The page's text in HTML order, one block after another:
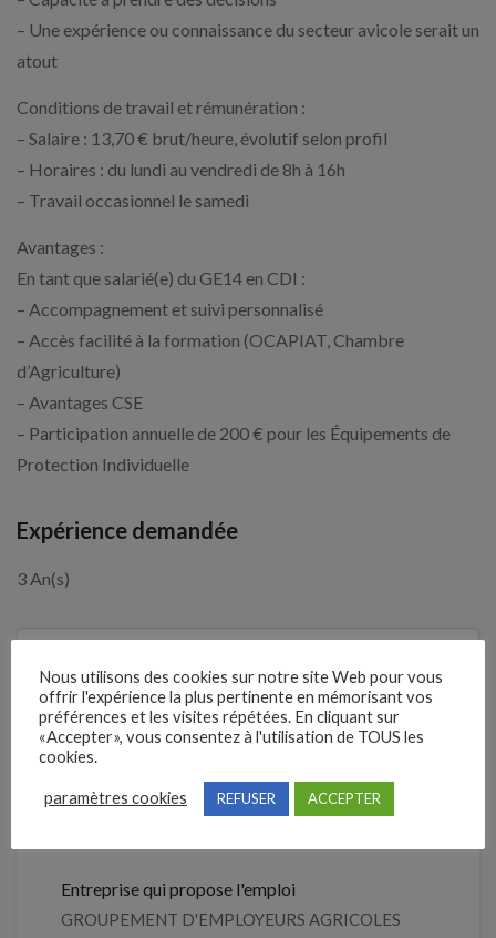
– Une expérience ou connaissance du secteur avicole serait un
atout
Conditions de travail et rémunération :
– Salaire : 13,70 € brut/heure, évolutif selon profil
– Horaires : du lundi au vendredi de 8h à 16h
– Travail occasionnel le samedi
Avantages :
En tant que salarié(e) du GE14 en CDI :
– Accompagnement et suivi personnalisé
– Accès facilité à la formation (OCAPIAT, Chambre
d’Agriculture)
– Avantages CSE
– Participation annuelle de 200 € pour les Équipements de
Protection Individuelle
Expérience demandée
3 An(s)
Clôture des candidatures : 25 août
2026
Je postule
Détails de l’offre
Entreprise qui propose l'emploi
GROUPEMENT D'EMPLOYEURS AGRICOLES
Nous utilisons des cookies sur notre site Web pour vous
offrir l'expérience la plus pertinente en mémorisant vos
préférences et les visites répétées. En cliquant sur
«Accepter», vous consentez à l'utilisation de TOUS les
cookies.
paramètres cookies REFUSER ACCEPTER